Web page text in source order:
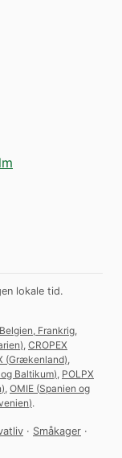
lokale tid.
Belgien, Frankrig,
) CROPEX
(Grækenland)
Baltikum) POLPX
) OMIE (Spanien og
).
· Småkager ·